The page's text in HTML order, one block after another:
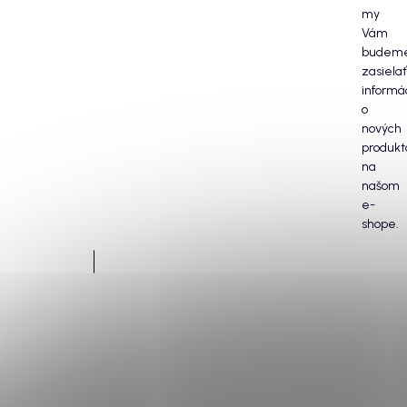
my
Vám
zasielať
o
nových
na
našom
e-
shope.